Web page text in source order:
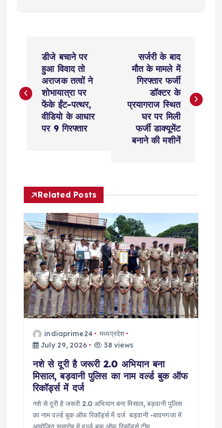
s
v
g
a
t
डीजे बचाने पर
हुआ विवाद तो
अराजक तत्वों ने
शोभायात्रा पर
फेंके ईंट-पत्थर,
वीडियो के आधार
पर 9 गिरफ्तार
सर्जरी के बाद
मौत के मामले में
गिरफ्तार फर्जी
डॉक्टर के
प्रयागराज स्थित
घर पर मिली
फर्जी डाक्यूमेंट
बनाने की मशीनें
Related Posts
indiaprime24
मध्यप्रदेश
July 29, 2026
38 views
नशे से दूरी है जरूरी 2.0 अभियान बना
मिसाल, बड़वानी पुलिस का नाम वर्ल्ड बुक ऑफ
रिकॉर्ड्स में दर्ज
नशे से दूरी है जरूरी 2.0 अभियान बना मिसाल, बड़वानी पुलिस
का नाम वर्ल्ड बुक ऑफ रिकॉर्ड्स में दर्ज बड़वानी -बावनगजा में